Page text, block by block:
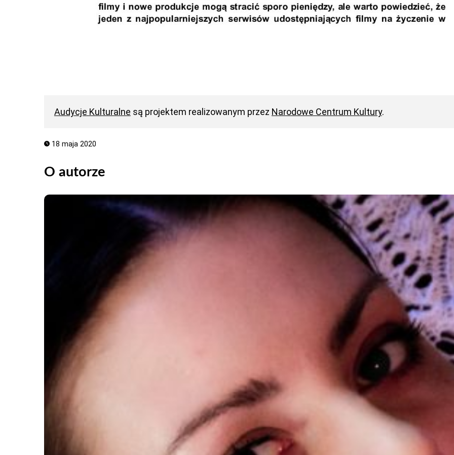
Audycje Kulturalne są projektem realizowanym przez Narodowe Centrum Kultury.
18 maja 2020
O autorze